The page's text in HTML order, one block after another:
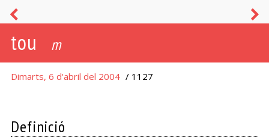
tou m
Dimarts, 6 d'abril del 2004 / 1127
Definició
espigolar